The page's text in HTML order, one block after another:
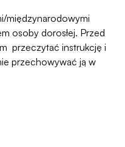
międzynarodowymi
osoby dorosłej. Przed
przeczytać instrukcję i
przechowywać ją w